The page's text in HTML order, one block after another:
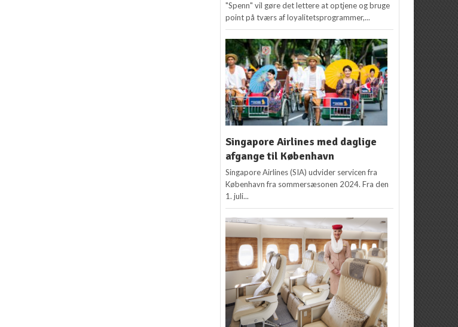
"Spenn" vil gøre det lettere at optjene og bruge
point på tværs af loyalitetsprogrammer,...
Singapore Airlines med daglige
afgange til København
Singapore Airlines (SIA) udvider servicen fra
København fra sommersæsonen 2024. Fra den
1. juli...